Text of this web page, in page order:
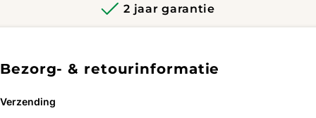
2 jaar garantie
Bezorg- & retourinformatie
Verzending